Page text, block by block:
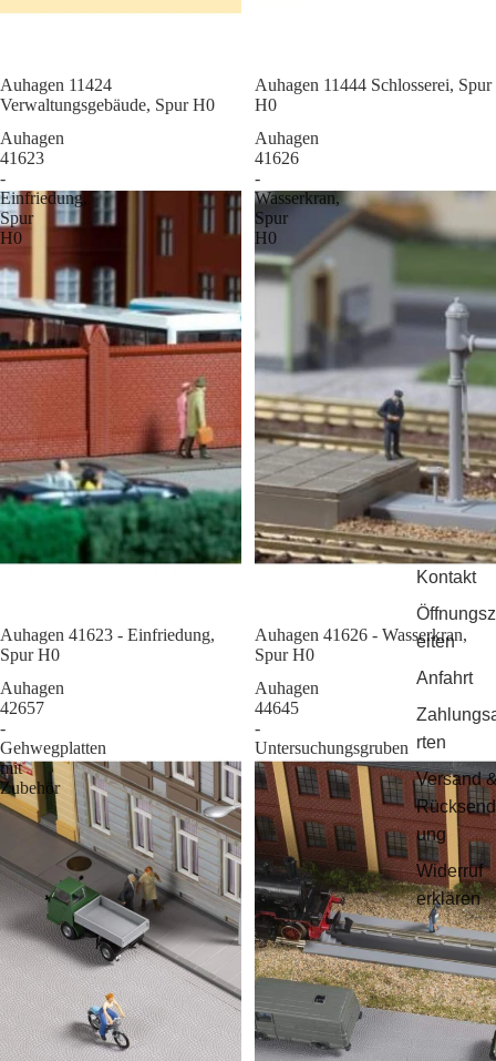
Kontakt
Öffnungsz
eiten
Anfahrt
rten
Versand
Rücksend
ung
Widerruf
erklären
Sale
Auhagen 11424
Verwaltungsgebäude, Spur H0
Sale
Auhagen 11444 Schlosserei, Spur
H0
Auhagen
41623
-
Einfriedung,
Spur
H0
Auhagen 41623 - Einfriedung,
Spur H0
Auhagen
41626
-
Wasserkran,
Spur
H0
Sale
Auhagen 41626 - Wasserkran,
Spur H0
Auhagen
42657
-
Gehwegplatten
mit
Zubehör
Auhagen
44645
-
Untersuchungsgruben